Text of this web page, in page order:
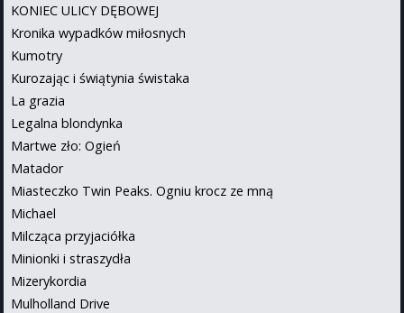
KONIEC ULICY DĘBOWEJ
Kronika wypadków miłosnych
Kumotry
Kurozając i świątynia świstaka
La grazia
Legalna blondynka
Martwe zło: Ogień
Matador
Miasteczko Twin Peaks. Ogniu krocz ze mną
Michael
Milcząca przyjaciółka
Minionki i straszydła
Mizerykordia
Mulholland Drive